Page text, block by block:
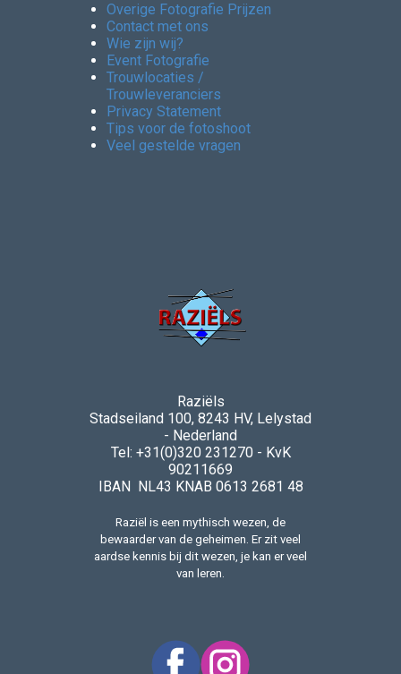
Overige Fotografie Prijzen
Contact met ons
Wie zijn wij?
Event Fotografie
Trouwlocaties /
Trouwleveranciers
Privacy Statement
Tips voor de fotoshoot
Veel gestelde vragen
Raziëls
Stadseiland 100, 8243 HV, Lelystad
- Nederland
Tel: +31(0)320 231270 - KvK
90211669
IBAN NL43 KNAB 0613 2681 48
Raziël is een mythisch wezen, de
bewaarder van de geheimen. Er zit veel
aardse kennis bij dit wezen, je kan er veel
van leren.